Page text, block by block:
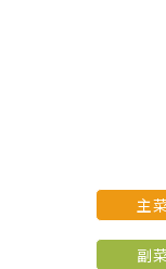
主
副